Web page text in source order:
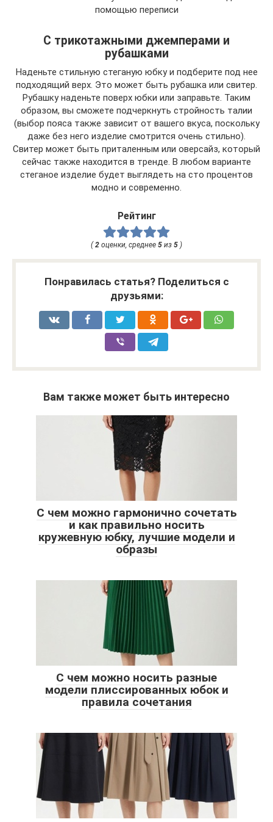
помощью переписи
С трикотажными джемперами и
рубашками
Наденьте стильную стеганую юбку и подберите под нее
подходящий верх. Это может быть рубашка или свитер.
Рубашку наденьте поверх юбки или заправьте. Таким
образом, вы сможете подчеркнуть стройность талии
(выбор пояса также зависит от вашего вкуса, поскольку
даже без него изделие смотрится очень стильно).
Свитер может быть приталенным или оверсайз, который
сейчас также находится в тренде. В любом варианте
стеганое изделие будет выглядеть на сто процентов
модно и современно.
Рейтинг
(2 оценки, среднее 5 из 5 )
Понравилась статья? Поделиться с
друзьями:
Вам также может быть интересно
С чем можно гармонично сочетать
и как правильно носить
кружевную юбку, лучшие модели и
образы
С чем можно носить разные
модели плиссированных юбок и
правила сочетания